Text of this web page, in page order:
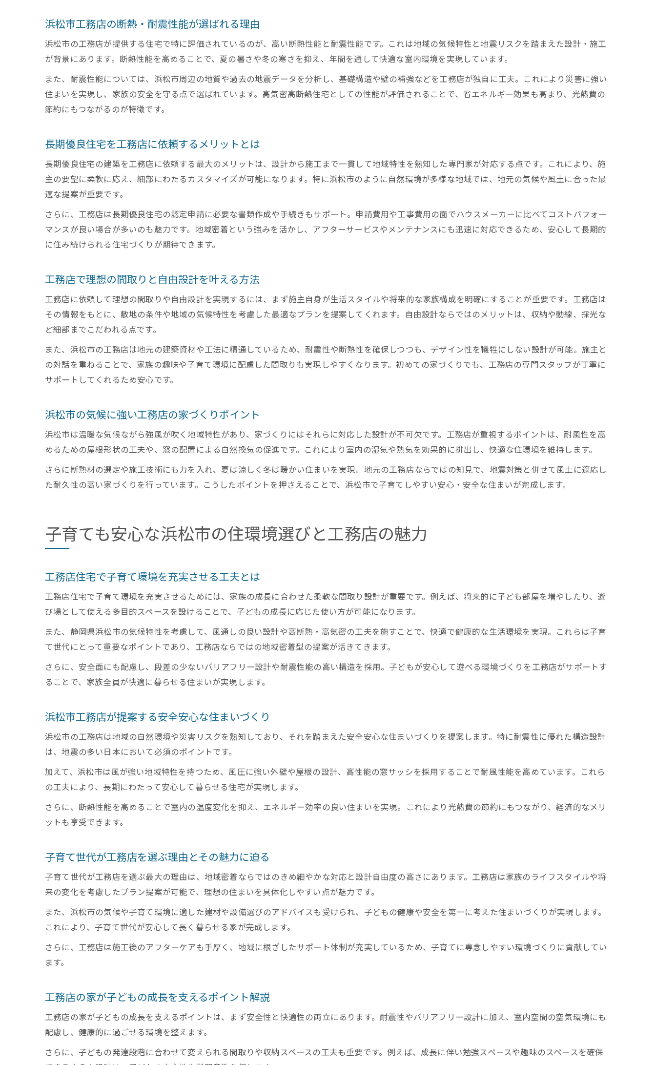
浜松市工務店の長期優良住宅サポート事例紹介
快適な暮らし実現へ工務店で長期優良住宅を賢く建てる
工務店で叶える快適な長期優良住宅のポイント
浜松市工務店の高気密高断熱住宅の住み心地とは
長期優良住宅でコスパ良く暮らすための工務店選び
ハウスメーカーと工務店を比較した家づくりのポイント
ハウスメーカーと工務店の違いを徹底比較
工務店住宅ならではのコスパと柔軟性に注目
工務店が叶える自由設計の家とその魅力解説
ハウスメーカーより工務店を選ぶメリットとは
浜松市工務店の口コミや評判を活かした選び方
地域密着工務店の強みとサポート体制を解説
工務店選びで知っておきたい地元ならではの魅力
浜松市工務店の断熱・耐震性能が選ばれる理由
浜松市の工務店が提供する住宅で特に評価されているのが、高い断熱性能と耐震性能です。これは地域の気候特性と地震リスクを踏まえた設計・施工
が背景にあります。断熱性能を高めることで、夏の暑さや冬の寒さを抑え、年間を通して快適な室内環境を実現しています。
また、耐震性能については、浜松市周辺の地質や過去の地震データを分析し、基礎構造や壁の補強などを工務店が独自に工夫。これにより災害に強い
住まいを実現し、家族の安全を守る点で選ばれています。高気密高断熱住宅としての性能が評価されることで、省エネルギー効果も高まり、光熱費の
節約にもつながるのが特徴です。
長期優良住宅を工務店に依頼するメリットとは
長期優良住宅の建築を工務店に依頼する最大のメリットは、設計から施工まで一貫して地域特性を熟知した専門家が対応する点です。これにより、施
主の要望に柔軟に応え、細部にわたるカスタマイズが可能になります。特に浜松市のように自然環境が多様な地域では、地元の気候や風土に合った最
適な提案が重要です。
さらに、工務店は長期優良住宅の認定申請に必要な書類作成や手続きもサポート。申請費用や工事費用の面でハウスメーカーに比べてコストパフォー
マンスが良い場合が多いのも魅力です。地域密着という強みを活かし、アフターサービスやメンテナンスにも迅速に対応できるため、安心して長期的
に住み続けられる住宅づくりが期待できます。
工務店で理想の間取りと自由設計を叶える方法
工務店に依頼して理想の間取りや自由設計を実現するには、まず施主自身が生活スタイルや将来的な家族構成を明確にすることが重要です。工務店は
その情報をもとに、敷地の条件や地域の気候特性を考慮した最適なプランを提案してくれます。自由設計ならではのメリットは、収納や動線、採光な
ど細部までこだわれる点です。
また、浜松市の工務店は地元の建築資材や工法に精通しているため、耐震性や断熱性を確保しつつも、デザイン性を犠牲にしない設計が可能。施主と
の対話を重ねることで、家族の趣味や子育て環境に配慮した間取りも実現しやすくなります。初めての家づくりでも、工務店の専門スタッフが丁寧に
サポートしてくれるため安心です。
浜松市の気候に強い工務店の家づくりポイント
浜松市は温暖な気候ながら強風が吹く地域特性があり、家づくりにはそれらに対応した設計が不可欠です。工務店が重視するポイントは、耐風性を高
めるための屋根形状の工夫や、窓の配置による自然換気の促進です。これにより室内の湿気や熱気を効果的に排出し、快適な住環境を維持します。
さらに断熱材の選定や施工技術にも力を入れ、夏は涼しく冬は暖かい住まいを実現。地元の工務店ならではの知見で、地震対策と併せて風土に適応し
た耐久性の高い家づくりを行っています。こうしたポイントを押さえることで、浜松市で子育てしやすい安心・安全な住まいが完成します。
子育ても安心な浜松市の住環境選びと工務店の魅力
工務店住宅で子育て環境を充実させる工夫とは
工務店住宅で子育て環境を充実させるためには、家族の成長に合わせた柔軟な間取り設計が重要です。例えば、将来的に子ども部屋を増やしたり、遊
び場として使える多目的スペースを設けることで、子どもの成長に応じた使い方が可能になります。
また、静岡県浜松市の気候特性を考慮して、風通しの良い設計や高断熱・高気密の工夫を施すことで、快適で健康的な生活環境を実現。これらは子育
て世代にとって重要なポイントであり、工務店ならではの地域密着型の提案が活きてきます。
さらに、安全面にも配慮し、段差の少ないバリアフリー設計や耐震性能の高い構造を採用。子どもが安心して遊べる環境づくりを工務店がサポートす
ることで、家族全員が快適に暮らせる住まいが実現します。
浜松市工務店が提案する安全安心な住まいづくり
浜松市の工務店は地域の自然環境や災害リスクを熟知しており、それを踏まえた安全安心な住まいづくりを提案します。特に耐震性に優れた構造設計
は、地震の多い日本において必須のポイントです。
加えて、浜松市は風が強い地域特性を持つため、風圧に強い外壁や屋根の設計、高性能の窓サッシを採用することで耐風性能を高めています。これら
の工夫により、長期にわたって安心して暮らせる住宅が実現します。
さらに、断熱性能を高めることで室内の温度変化を抑え、エネルギー効率の良い住まいを実現。これにより光熱費の節約にもつながり、経済的なメリ
ットも享受できます。
子育て世代が工務店を選ぶ理由とその魅力に迫る
子育て世代が工務店を選ぶ最大の理由は、地域密着ならではのきめ細やかな対応と設計自由度の高さにあります。工務店は家族のライフスタイルや将
来の変化を考慮したプラン提案が可能で、理想の住まいを具体化しやすい点が魅力です。
また、浜松市の気候や子育て環境に適した建材や設備選びのアドバイスも受けられ、子どもの健康や安全を第一に考えた住まいづくりが実現します。
これにより、子育て世代が安心して長く暮らせる家が完成します。
さらに、工務店は施工後のアフターケアも手厚く、地域に根ざしたサポート体制が充実しているため、子育てに専念しやすい環境づくりに貢献してい
ます。
工務店の家が子どもの成長を支えるポイント解説
工務店の家が子どもの成長を支えるポイントは、まず安全性と快適性の両立にあります。耐震性やバリアフリー設計に加え、室内空間の空気環境にも
配慮し、健康的に過ごせる環境を整えます。
さらに、子どもの発達段階に合わせて変えられる間取りや収納スペースの工夫も重要です。例えば、成長に伴い勉強スペースや趣味のスペースを確保